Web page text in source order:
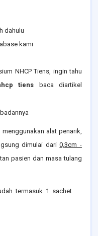
dahulu
kami
NHCP Tiens, ingin tahu
tiens baca diartikel
alat penarik,
dimulai dari0,3cm -
pasien dan masa tulang
termasuk 1 sachet